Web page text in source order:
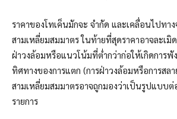
ราคาของโทเค็นมักจะ จำกัด และเคลื่อนไปทา
สามเหลี่ยมสมมาตร ในท้ายที่สุดราคาอาจละเ
ฝ่าวงล้อมหรือแนวโน้มที่ต่ำกว่าก่อให้เกิดการ
ทิศทางของการแตก (การฝ่าวงล้อมหรือการสล
สามเหลี่ยมสมมาตรอาจถูกมองว่าเป็นรูปแบบต่
รายการ